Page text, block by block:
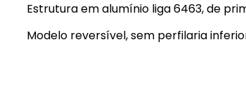
Estrutura em alumínio liga 6463, de
Modelo reversível, sem perfilaria